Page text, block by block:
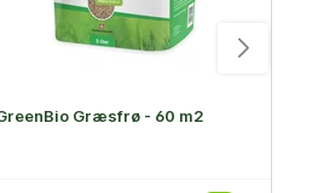
Græsfrø - 60 m2